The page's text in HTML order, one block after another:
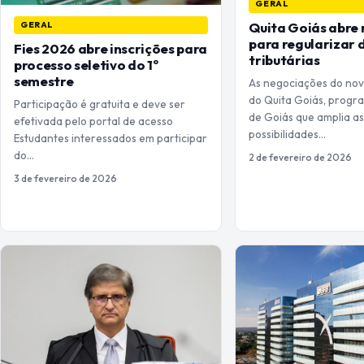
GERAL
Fies 2026 abre inscrições para
processo seletivo do 1º
semestre
Participação é gratuita e deve ser
efetivada pelo portal de acesso
Estudantes interessados em participar
do…
3 de fevereiro de 2026
GERAL
Quita Goiás abre
para regularizar
tributárias
As negociações do
do Quita Goiás,
de Goiás que amplia as
possibilidades…
2 de fevereiro de 2026